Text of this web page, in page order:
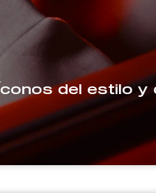
Íconos del estilo y